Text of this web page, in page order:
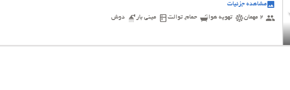
مشاهده جزئیات
2 مهمان
تهویه هوا حمام, توالت مینی بار دوش